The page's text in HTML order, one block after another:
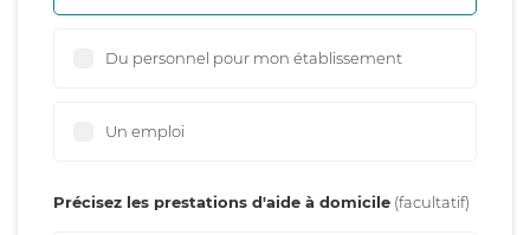
Du personnel pour mon établissement
Un emploi
Précisez les prestations d'aide à domicile